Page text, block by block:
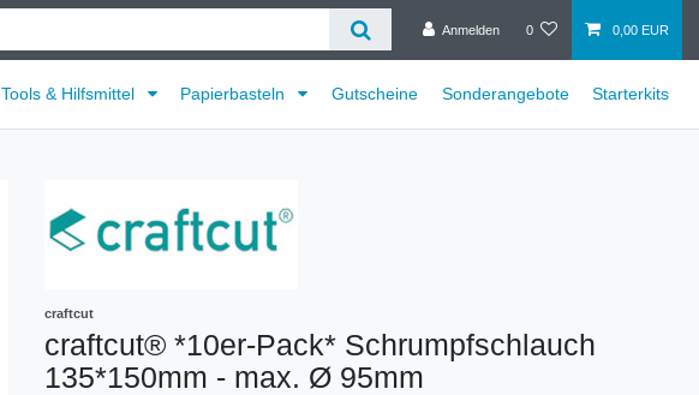
Anmelden 0 0,00 EUR
Tools & Hilfsmittel Papierbasteln Gutscheine Sonderangebote Starterkits
craftcut
craftcut® *10er-Pack* Schrumpfschlauch
135*150mm - max. Ø 95mm